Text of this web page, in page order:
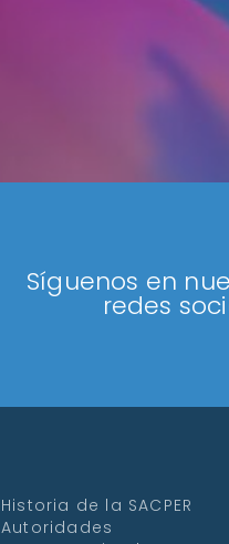
Síguenos en
redes
Historia de la SACPER
Autoridades